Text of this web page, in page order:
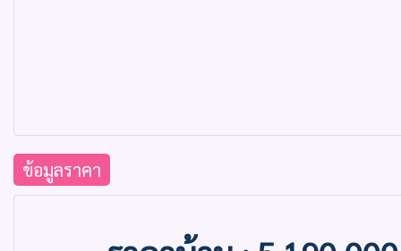
ข้อมูลราคา